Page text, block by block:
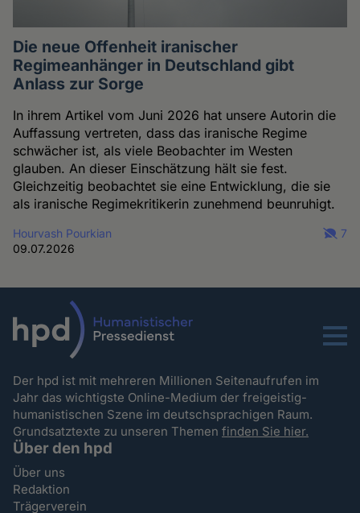
Die neue Offenheit iranischer
Regimeanhänger in Deutschland gibt
Anlass zur Sorge
In ihrem Artikel vom Juni 2026 hat unsere Autorin die
Auffassung vertreten, dass das iranische Regime
schwächer ist, als viele Beobachter im Westen
glauben. An dieser Einschätzung hält sie fest.
Gleichzeitig beobachtet sie eine Entwicklung, die sie
als iranische Regimekritikerin zunehmend beunruhigt.
Hourvash Pourkian
09.07.2026
7
Menu
Der hpd ist mit mehreren Millionen Seitenaufrufen im
Jahr das wichtigste Online-Medium der freigeistig-
humanistischen Szene im deutschsprachigen Raum.
Grundsatztexte zu unseren Themenfinden Sie hier.
Über den hpd
Über uns
Redaktion
Trägerverein